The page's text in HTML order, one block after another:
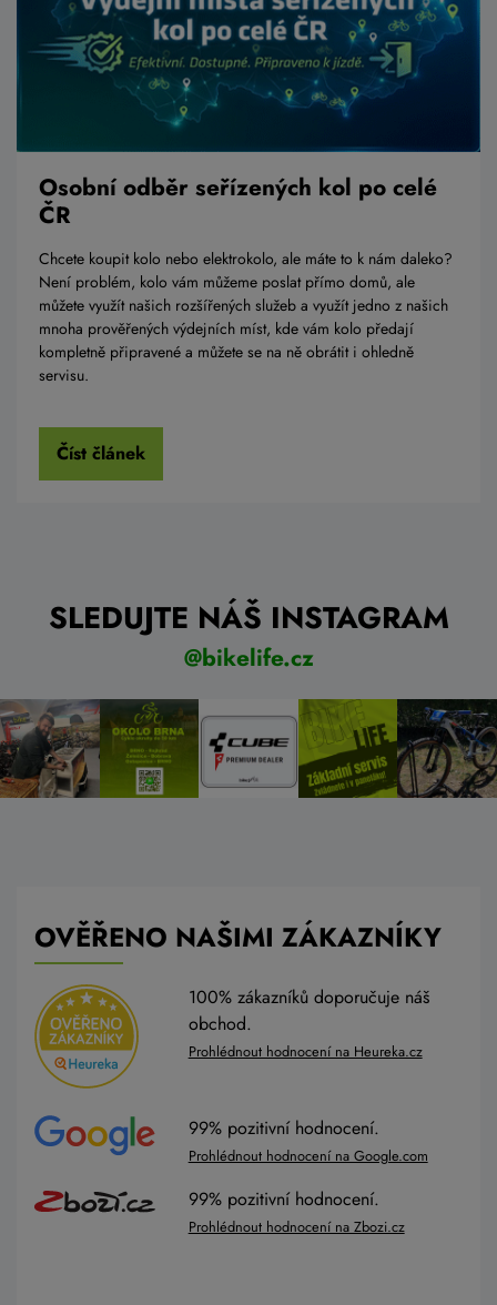
Osobní odběr seřízených kol po celé
ČR
Chcete koupit kolo nebo elektrokolo, ale máte to k nám daleko?
Není problém, kolo vám můžeme poslat přímo domů, ale
můžete využít našich rozšířených služeb a využít jedno z našich
mnoha prověřených výdejních míst, kde vám kolo předají
kompletně připravené a můžete se na ně obrátit i ohledně
servisu.
Číst článek
SLEDUJTE NÁŠ INSTAGRAM
@bikelife.cz
OVĚŘENO NAŠIMI ZÁKAZNÍKY
100% zákazníků doporučuje náš
obchod.
Prohlédnout hodnocení na Heureka.cz
99% pozitivní hodnocení.
Prohlédnout hodnocení na Google.com
99% pozitivní hodnocení.
Prohlédnout hodnocení na Zbozi.cz